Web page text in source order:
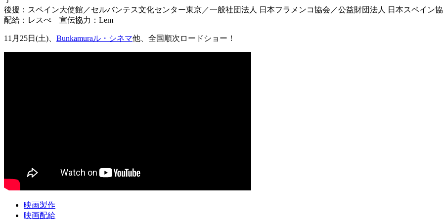
後援：スペイン大使館／セルバンテス文化センター東京／一般社団法人 日本フラメンコ協会／公益財団法人 日本スペイン
配給：レスぺ 宣伝協力：Lem
11月25日(土)、 Bunkamuraル・シネマ他、全国順次ロードショー！
映画製作
映画配給